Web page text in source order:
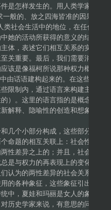
是怎样发生的。用人类学家米歇
般的、放之四海皆准的因果，而
类社会生活中的地位，在任何直
她的活动所获得的意义的结果。
体，表述它们相互关系的实质，
关重要。最后，我们需要消除这
该是像福柯所说那种权力概念，
由话语建构起来的。在这些过程
限制内，通过语言来构建主体身
）。这里的语言指的是概念性的
解释、隐喻性的创造和想象作用
几个小部分构成，这些部分间互
命题的相互关联上：社会性别是
性差异之上的；并且，社会性别
是与权力的再表现上的变化相呼
认为的两性差异的社会关系的构
的各种象征，这些象征引出了多
中，夏娃和玛丽是女人的象征，
历史学家来说，有意思的问题是